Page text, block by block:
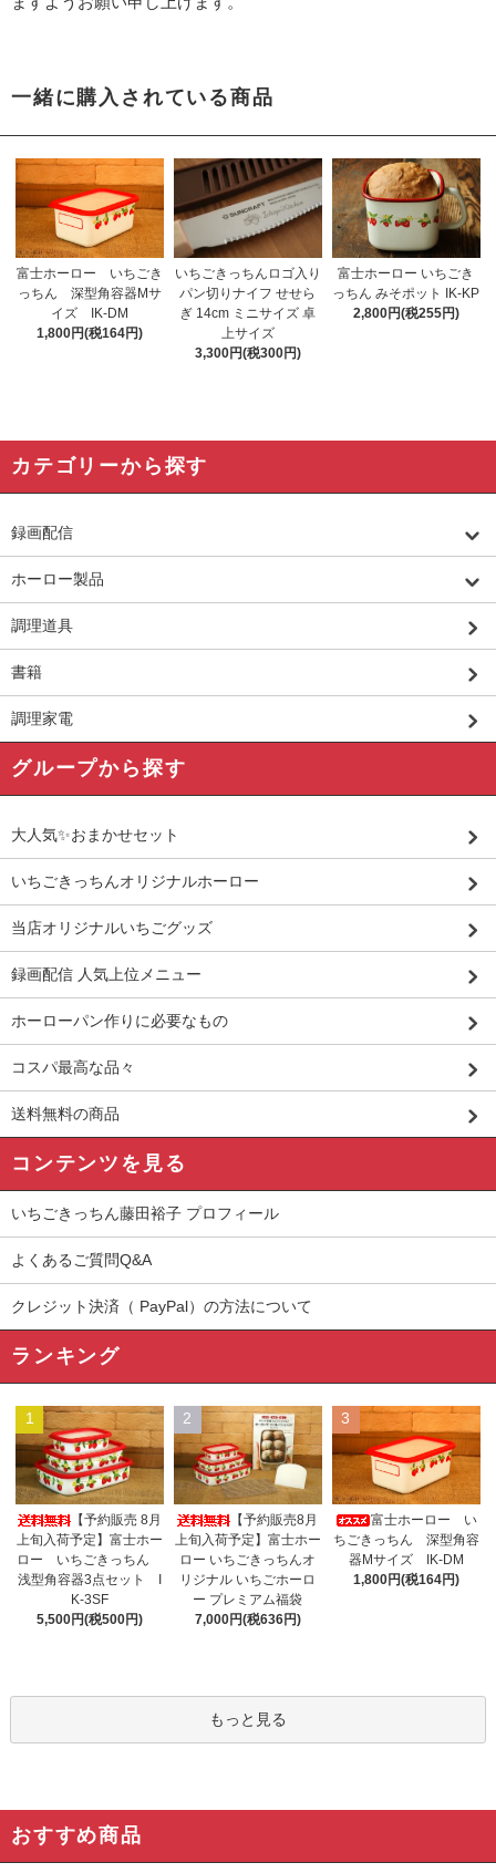
一緒に購入されている商品
富士ホーロー いちごき
っちん 深型角容器Mサ
イズ IK-DM
1,800円(税164円)
いちごきっちんロゴ入り
パン切りナイフ せせら
ぎ 14cm ミニサイズ 卓
上サイズ
3,300円(税300円)
富士ホーロー いちごき
っちん みそポット IK-KP
2,800円(税255円)
カテゴリーから探す
録画配信
ホーロー製品
調理道具
書籍
調理家電
グループから探す
大人気✨おまかせセット
いちごきっちんオリジナルホーロー
当店オリジナルいちごグッズ
録画配信 人気上位メニュー
ホーローパン作りに必要なもの
コスパ最高な品々
送料無料の商品
コンテンツを見る
いちごきっちん藤田裕子 プロフィール
よくあるご質問Q&A
クレジット決済（ PayPal）の方法について
ランキング
1
【予約販売 8月
上旬入荷予定】富士ホー
ロー いちごきっちん
浅型角容器3点セット I
K-3SF
5,500円(税500円)
2
【予約販売8月
上旬入荷予定】富士ホー
ロー いちごきっちんオ
リジナル いちごホーロ
ー プレミアム福袋
7,000円(税636円)
3
富士ホーロー い
ちごきっちん 深型角容
器Mサイズ IK-DM
1,800円(税164円)
もっと見る
おすすめ商品